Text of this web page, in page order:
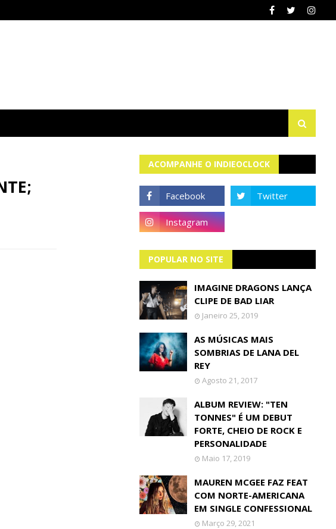
ACOMPANHE O INDIEOCLOCK
POPULAR NO SITE
IMAGINE DRAGONS LANÇA
CLIPE DE BAD LIAR
Janeiro 25, 2019
AS MÚSICAS MAIS
SOMBRIAS DE LANA DEL
REY
Agosto 21, 2017
ALBUM REVIEW: "TEN
TONNES" É UM DEBUT
FORTE, CHEIO DE ROCK E
PERSONALIDADE
Maio 17, 2019
MAUREN MCGEE FAZ FEAT
COM NORTE-AMERICANA
EM SINGLE CONFESSIONAL
Março 29, 2021